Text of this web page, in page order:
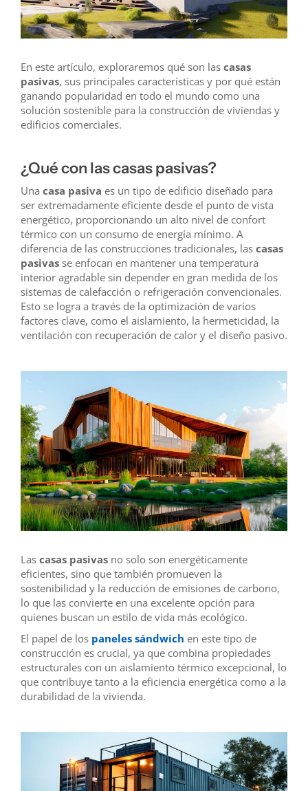
En este artículo, exploraremos qué son las casas
pasivas, sus principales características y por qué están
ganando popularidad en todo el mundo como una
solución sostenible para la construcción de viviendas y
edificios comerciales.
¿Qué con las casas pasivas?
Una casa pasiva es un tipo de edificio diseñado para
ser extremadamente eficiente desde el punto de vista
energético, proporcionando un alto nivel de confort
térmico con un consumo de energía mínimo. A
diferencia de las construcciones tradicionales, las casas
pasivas se enfocan en mantener una temperatura
interior agradable sin depender en gran medida de los
sistemas de calefacción o refrigeración convencionales.
Esto se logra a través de la optimización de varios
factores clave, como el aislamiento, la hermeticidad, la
ventilación con recuperación de calor y el diseño pasivo.
Las casas pasivas no solo son energéticamente
eficientes, sino que también promueven la
sostenibilidad y la reducción de emisiones de carbono,
lo que las convierte en una excelente opción para
quienes buscan un estilo de vida más ecológico.
El papel de los paneles sándwich en este tipo de
construcción es crucial, ya que combina propiedades
estructurales con un aislamiento térmico excepcional, lo
que contribuye tanto a la eficiencia energética como a la
durabilidad de la vivienda.